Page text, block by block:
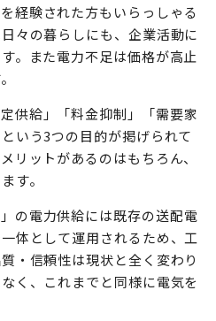
経験された方もいらっしゃる
々の暮らしにも、企業活動に
。また電力不足は価格が高止
供給」「料金抑制」「需要家
いう3つの目的が掲げられて
リットがあるのはもちろん、
す。
の電力供給には既存の送配電
体として運用されるため、工
・信頼性は現状と全く変わり
く、これまでと同様に電気を